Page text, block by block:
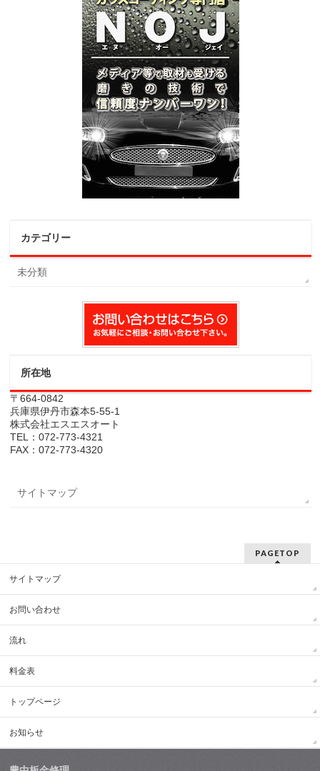
カテゴリー
未分類
所在地
〒664-0842
兵庫県伊丹市森本5-55-1
株式会社エスエスオート
TEL：072-773-4321
FAX：072-773-4320
サイトマップ
PAGETOP
サイトマップ
お問い合わせ
流れ
料金表
トップページ
お知らせ